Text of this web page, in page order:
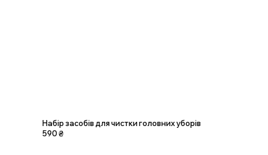
Набір засобів для чистки головних уборів
590₴